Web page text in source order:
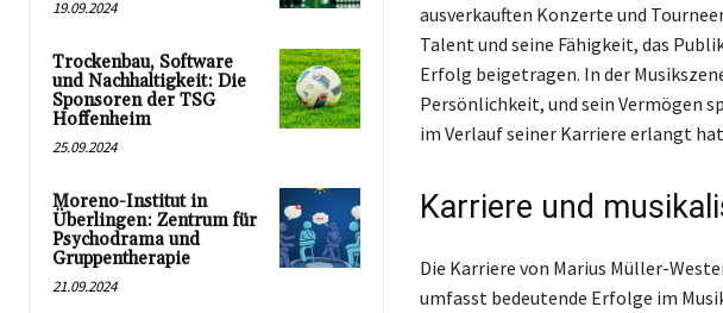
19.09.2024
Trockenbau, Software
und Nachhaltigkeit: Die
Sponsoren der TSG
Hoffenheim
25.09.2024
Moreno-Institut in
Überlingen: Zentrum für
Psychodrama und
Gruppentherapie
21.09.2024
ausverkauften Konzerte und
Talent und seine Fähigkeit, das
Erfolg beigetragen. In der
Persönlichkeit, und sein Vermögen
im Verlauf seiner Karriere erlangt
Karriere und
Die Karriere von Marius Müller-
umfasst bedeutende Erfolge im